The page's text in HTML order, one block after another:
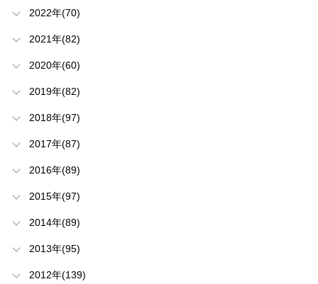
2022年(70)
2021年(82)
2020年(60)
2019年(82)
2018年(97)
2017年(87)
2016年(89)
2015年(97)
2014年(89)
2013年(95)
2012年(139)